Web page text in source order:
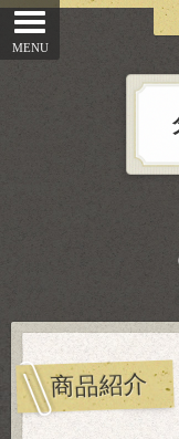
商品紹介